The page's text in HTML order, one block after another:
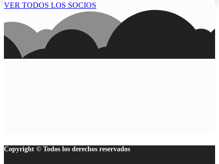
VER TODOS LOS SOCIOS
Copyright © Todos los derechos reservados